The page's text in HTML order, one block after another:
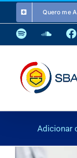
o
conteúdo
Quero me
Spotify
Adicionar